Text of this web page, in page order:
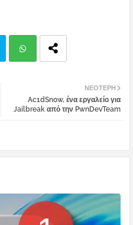
atsa
ΝΕΌΤΕΡΗ
Ac1dSn0w, ένα εργαλείο για
Jailbreak από την PwnDevTeam